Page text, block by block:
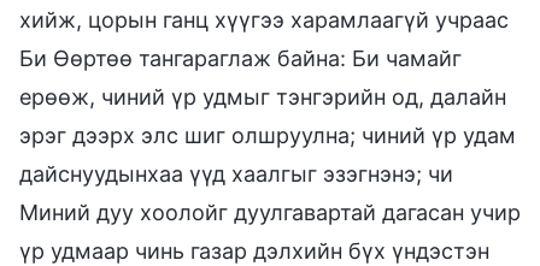
хийж, цорын ганц хүүгээ харамлаагүй учраас
Би Өөртөө тангараглаж байна: Би чамайг
ерөөж, чиний үр удмыг тэнгэрийн од, далайн
эрэг дээрх элс шиг олшруулна; чиний үр удам
дайснуудынхаа үүд хаалгыг эзэгнэнэ; чи
Миний дуу хоолойг дуулгавартай дагасан учир
үр удмаар чинь газар дэлхийн бүх үндэстэн